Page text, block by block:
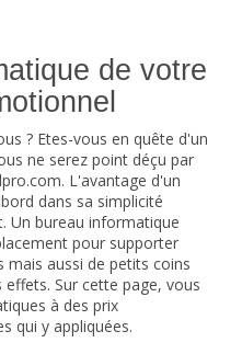
de votre
? Etes-vous en quête d'un
ne serez point déçu par
L'avantage d'un
dans sa simplicité
Un bureau informatique
pour supporter
aussi de petits coins
Sur cette page, vous
à des prix
qui y appliquées.